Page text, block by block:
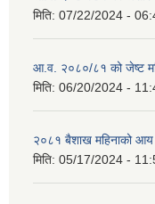
मिति: 07/22/2024 -
आ.व. २०८०/८१ को जेष्ट
मिति: 06/20/2024 -
२०८१ बैशाख महिनाको आय
मिति: 05/17/2024 -